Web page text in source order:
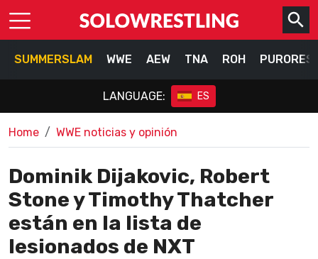
SUMMERSLAM WWE AEW TNA ROH
LANGUAGE: ES
Home WWE noticias y opinión
Dominik Dijakovic, Robert
Stone y Timothy Thatcher
están en la lista de
lesionados de NXT